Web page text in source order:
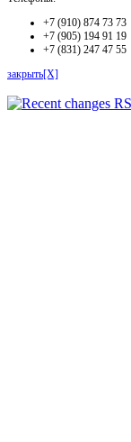
+7 (910) 874 73 73
+7 (905) 194 91 19
+7 (831) 247 47 55
закрыть[X]